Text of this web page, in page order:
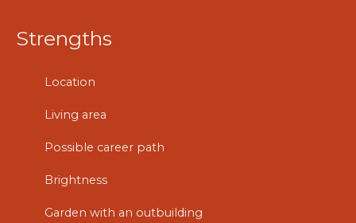
Strengths
Location
Living area
Possible career path
Brightness
Garden with an outbuilding